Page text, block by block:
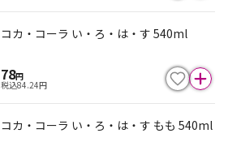
コカ・コーラ い・ろ・は・す 540ml
78円
税込84.24円
コカ・コーラ い・ろ・は・す もも 540ml